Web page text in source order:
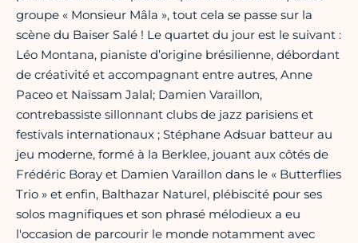
groupe « Monsieur Mâla », tout cela se passe sur la
scène du Baiser Salé ! Le quartet du jour est le suivant :
Léo Montana, pianiste d’origine brésilienne, débordant
de créativité et accompagnant entre autres, Anne
Paceo et Naïssam Jalal; Damien Varaillon,
contrebassiste sillonnant clubs de jazz parisiens et
festivals internationaux ; Stéphane Adsuar batteur au
jeu moderne, formé à la Berklee, jouant aux côtés de
Frédéric Boray et Damien Varaillon dans le « Butterflies
Trio » et enfin, Balthazar Naturel, plébiscité pour ses
solos magnifiques et son phrasé mélodieux a eu
l'occasion de parcourir le monde notamment avec